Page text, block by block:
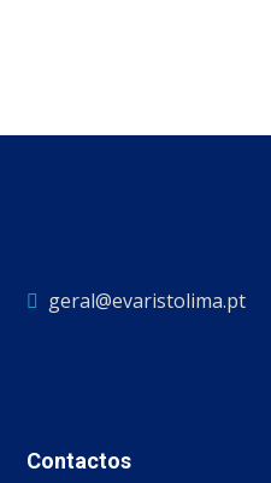
geral@evaristolima.pt
Contactos